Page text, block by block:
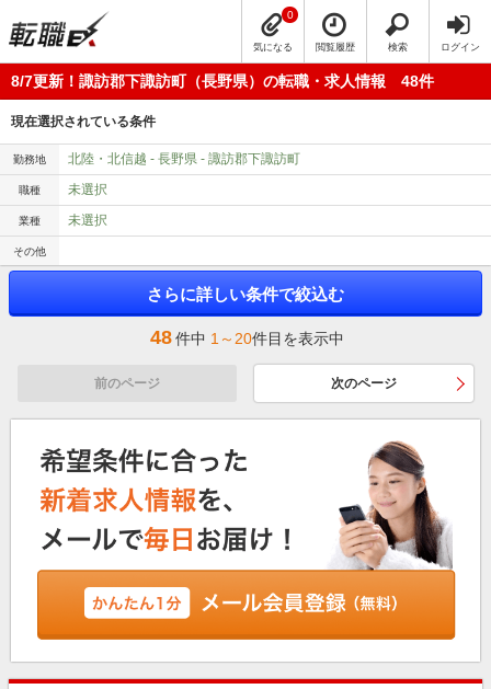
気になる
0
閲覧履歴 検索 ログイン
8/7更新！諏訪郡下諏訪町（長野県）の転職・求人情報 48件
現在選択されている条件
勤務地 北陸・北信越 - 長野県 - 諏訪郡下諏訪町
職種 未選択
業種 未選択
その他
さらに詳しい条件で絞込む
48件中 1～20件目を表示中
前のページ 次のページ